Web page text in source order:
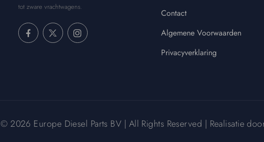
tot zware vrachtwagens.
Contact
Algemene Voorwaarden
Privacyverklaring
© 2026 Europe Diesel Parts BV | All Rights Reserved | Realisatie